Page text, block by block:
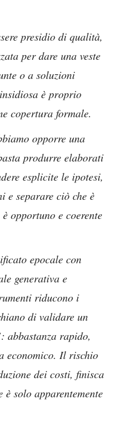
presidio di qualità,
per dare una veste
o a soluzioni
è proprio
copertura formale.
opporre una
produrre elaborati
esplicite le ipotesi,
separare ciò che è
opportuno e coerente
epocale con
generativa e
riducono i
di validare un
abbastanza rapido,
economico. Il rischio
dei costi, finisca
solo apparentemente